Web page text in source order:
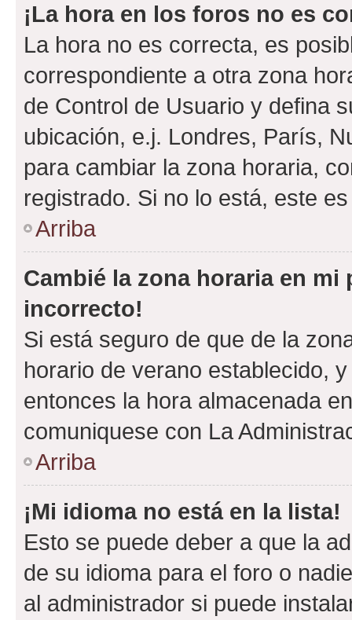
¡La hora en los foros no es
La hora no es correcta, es
correspondiente a otra zona
de Control de Usuario y defina
ubicación, e.j. Londres, París,
para cambiar la zona horaria,
registrado. Si no lo está, este
Arriba
Cambié la zona horaria en
incorrecto!
Si está seguro de que de la
horario de verano establecido,
entonces la hora almacenada
comuniquese con La
Arriba
¡Mi idioma no está en la lista!
Esto se puede deber a que la
de su idioma para el foro o
al administrador si puede